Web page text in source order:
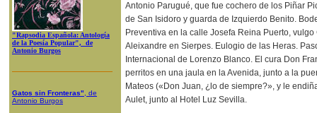
"Rapsodia Española: Antología
de la Poesía Popular", de
Antonio Burgos
Gatos sin Fronteras" , de
Antonio Burgos
Antonio Parugué, que fue cochero de los Piñar
de San Isidoro y guarda de Izquierdo Benito.
Preventiva en la calle Josefa Reina Puerto,
Aleixandre en Sierpes. Eulogio de las Heras.
Internacional de Lorenzo Blanco. El cura Don
perritos en una jaula en la Avenida, junto a la
Mateos («Don Juan, ¿lo de siempre?», y le
Aulet, junto al Hotel Luz Sevilla.